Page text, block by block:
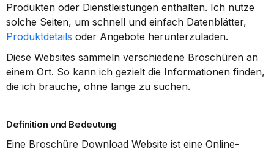
Produkten oder Dienstleistungen enthalten. Ich nutze
Produktdetails oder Angebote herunterzuladen.
Diese Websites sammeln verschiedene Broschüren an
einem Ort. So kann ich gezielt die Informationen finden,
die ich brauche, ohne lange zu suchen.
Definition und Bedeutung
Eine Broschüre Download Website ist eine Online-